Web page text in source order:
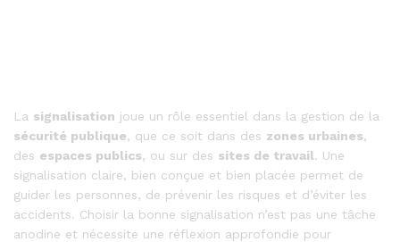
La signalisation joue un rôle essentiel dans la gestion de la
sécurité publique, que ce soit dans des zones urbaines,
des espaces publics, ou sur des sites de travail. Une
signalisation claire, bien conçue et bien placée permet de
guider les personnes, de prévenir les risques et d’éviter les
accidents. Choisir la bonne signalisation n’est pas une tâche
anodine et nécessite une réflexion approfondie pour